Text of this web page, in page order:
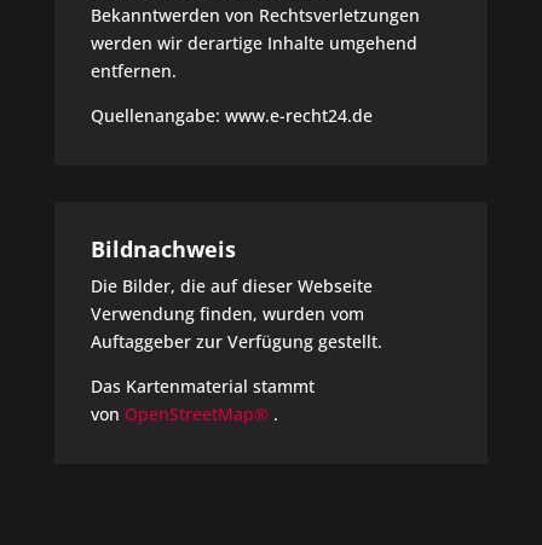
Bekanntwerden von Rechtsverletzungen
werden wir derartige Inhalte umgehend
entfernen.
Quellenangabe: www.e-recht24.de
Bildnachweis
Die Bilder, die auf dieser Webseite
Verwendung finden, wurden vom
Auftaggeber zur Verfügung gestellt.
Das Kartenmaterial stammt
von OpenStreetMap® .